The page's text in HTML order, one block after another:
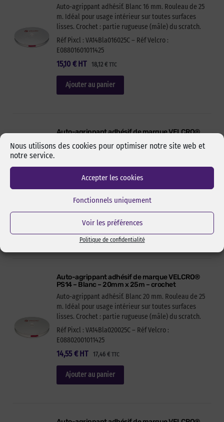
Nous utilisons des cookies pour optimiser notre site web et
notre service.
Accepter les cookies
Fonctionnels uniquement
Voir les préférences
Politique de confidentialité
Auto-agrippant adhésif. Blanc 16 mm. Rouleau de 25
m. Idéal pour usage intérieur sur toutes surfaces
lisses. Crochet : partie rugueuse (mâle) du scratch.
Réf Pixcl : VA14Bla016025C – Réf Velcro :
E08801601011425
15,10 € 18,12 €TTC
HT
Ajouter au panier
Auto-agrippant adhésif de marque VELCRO®
Auto-agrippant adhésif. Blanc 20 mm. Rouleau de 25
E00102001011425
Auto-agrippant adhésif de marque VELCRO®
PS14 – Blanc – 20mm x 25m – crochet
Auto-agrippant adhésif. Blanc 20 mm. Rouleau de 25
m. Idéal pour usage intérieur sur toutes surfaces
lisses. Crochet : partie rugueuse (mâle) du scratch.
Réf Pixcl : VA14Bla020025C – Réf Velcro :
E08802001011425
14,55 € 17,46 €TTC
HT
Ajouter au panier